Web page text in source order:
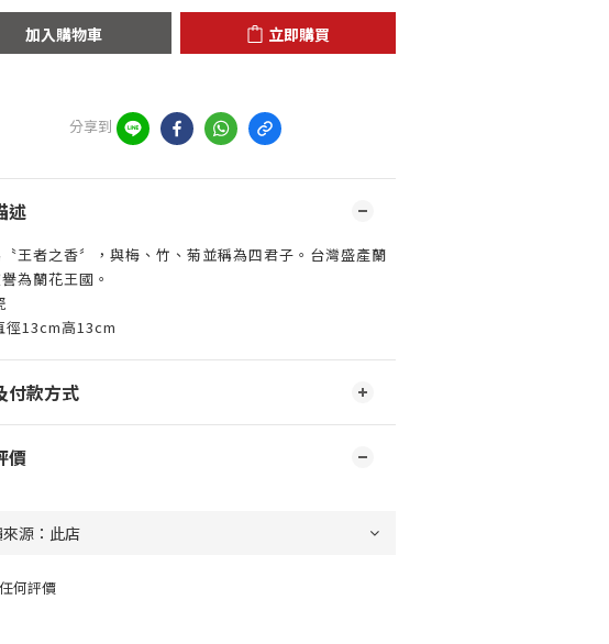
加入購物車 立即購買
分享到
述
王者之香〞，與梅、竹、菊並稱為四君子。台灣盛產蘭
為蘭花王國。
徑13cm高13cm
付款方式
價
何評價